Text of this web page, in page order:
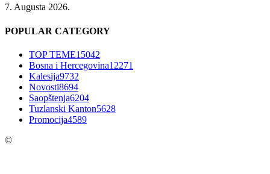
7. Augusta 2026.
POPULAR CATEGORY
TOP TEME15042
Bosna i Hercegovina12271
Kalesija9732
Novosti8694
Saopštenja6204
Tuzlanski Kanton5628
Promocija4589
©